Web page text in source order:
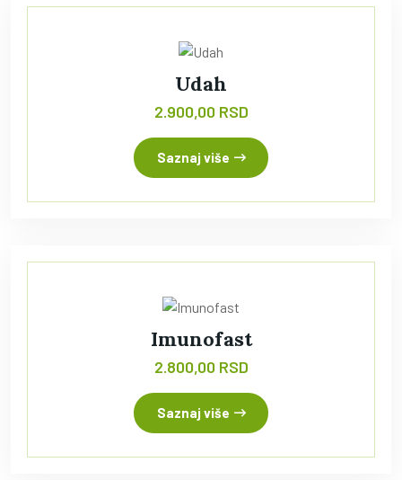
Udah
2.900,00 RSD
Saznaj više
Imunofast
2.800,00 RSD
Saznaj više